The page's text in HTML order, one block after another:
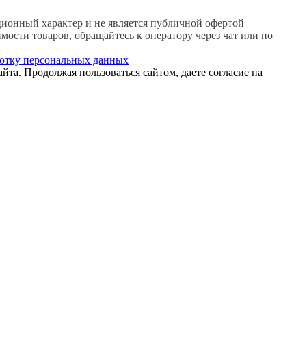
характер и не является публичной офертой
товаров, обращайтесь к оператору через чат или по
персональных данных
Продолжая пользоваться сайтом, даете согласие на